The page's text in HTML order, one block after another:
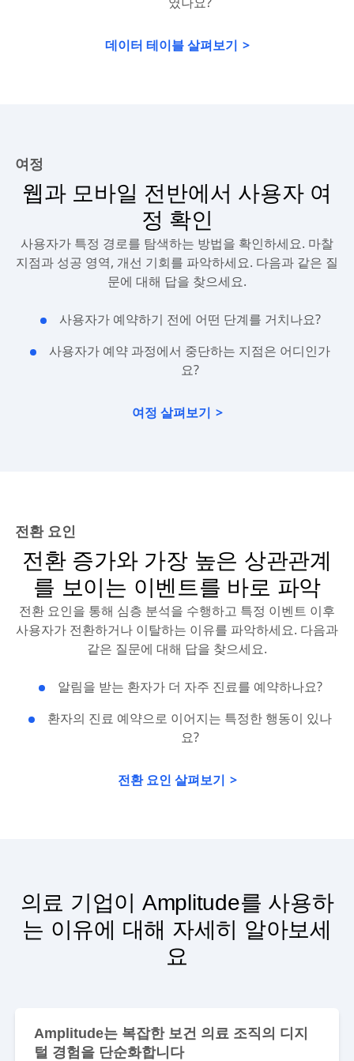
데이터 테이블 살펴보기
여정
웹과 모바일 전반에서 사용자 여
정 확인
사용자가 특정 경로를 탐색하는 방법을 확인하세요. 마찰
지점과 성공 영역, 개선 기회를 파악하세요. 다음과 같은 질
문에 대해 답을 찾으세요.
사용자가 예약하기 전에 어떤 단계를 거치나요?
사용자가 예약 과정에서 중단하는 지점은 어디인가
요?
여정 살펴보기
전환 요인
전환 증가와 가장 높은 상관관계
를 보이는 이벤트를 바로 파악
전환 요인을 통해 심층 분석을 수행하고 특정 이벤트 이후
사용자가 전환하거나 이탈하는 이유를 파악하세요. 다음과
같은 질문에 대해 답을 찾으세요.
알림을 받는 환자가 더 자주 진료를 예약하나요?
환자의 진료 예약으로 이어지는 특정한 행동이 있나
요?
전환 요인 살펴보기
의료 기업이 Amplitude를 사용하
는 이유에 대해 자세히 알아보세
요
Amplitude는 복잡한 보건 의료 조직의 디지
털 경험을 단순화합니다